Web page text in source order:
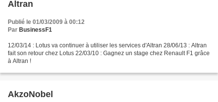
Altran
Publié le 01/03/2009 à 00:12
Par BusinessF1
12/03/14 : Lotus va continuer à utiliser les services d'Altran 28/06/13 : Altran
fait son retour chez Lotus 22/03/10 : Gagnez un stage chez Renault F1 grâce
à Altran !
AkzoNobel